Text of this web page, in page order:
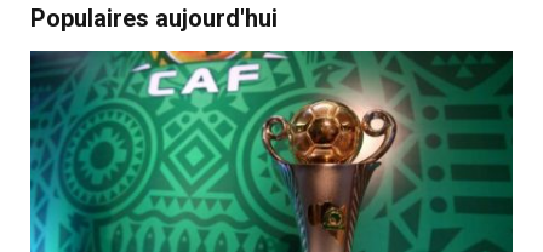
Populaires aujourd'hui